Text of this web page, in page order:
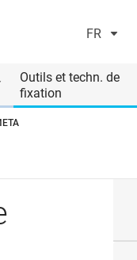
FR
Outils et techn. de
fixation